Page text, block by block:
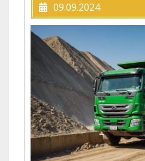
09.09.2024